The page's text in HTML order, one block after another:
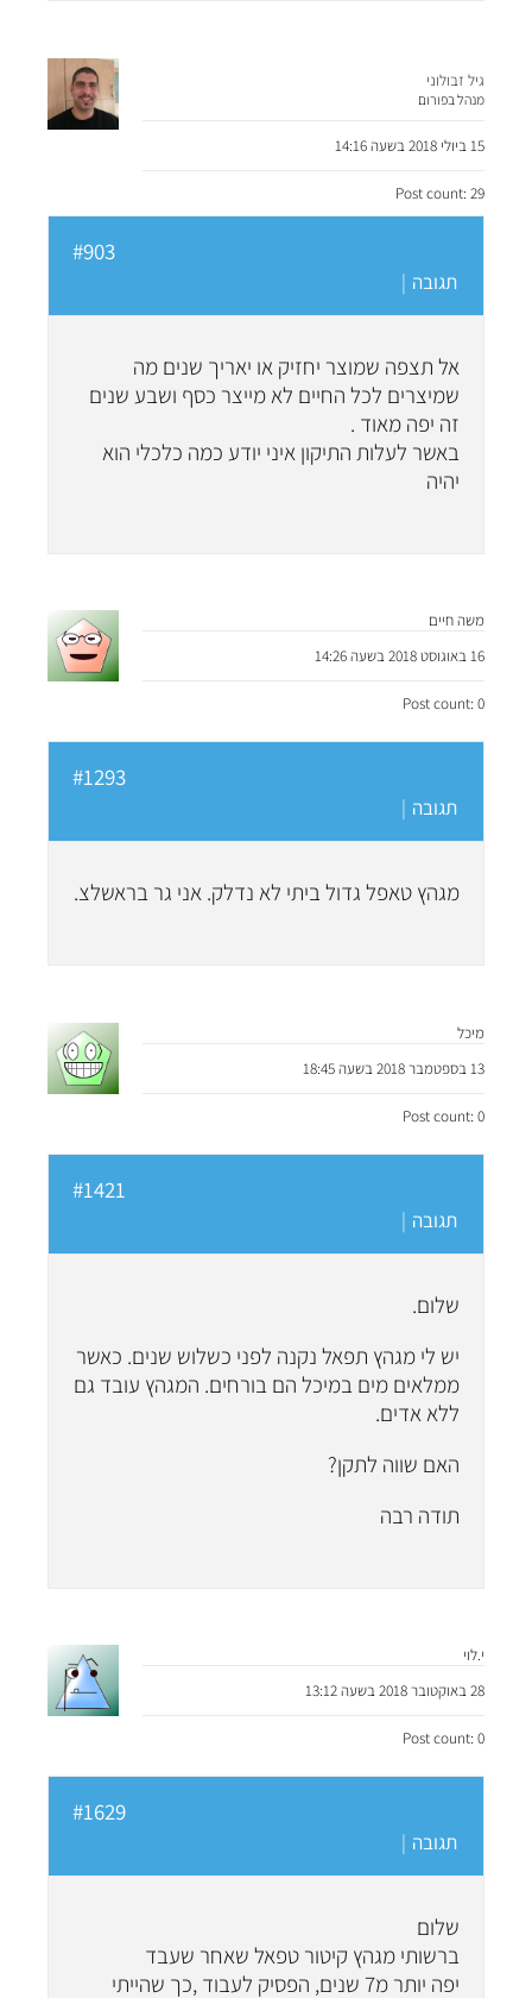
גיל זבולוני
מנהל בפורום
15 ביולי 2018 בשעה 14:16
Post count: 29
#903
תגובה |
אל תצפה שמוצר יחזיק או יאריך שנים מה
שמיצרים לכל החיים לא מייצר כסף ושבע שנים
זה יפה מאוד .
באשר לעלות התיקון איני יודע כמה כלכלי הוא
יהיה
משה חיים
16 באוגוסט 2018 בשעה 14:26
Post count: 0
#1293
תגובה |
מגהץ טאפל גדול ביתי לא נדלק. אני גר בראשלצ.
מיכל
13 בספטמבר 2018 בשעה 18:45
Post count: 0
#1421
תגובה |
שלום.
יש לי מגהץ תפאל נקנה לפני כשלוש שנים. כאשר
ממלאים מים במיכל הם בורחים. המגהץ עובד גם
ללא אדים.
האם שווה לתקן?
תודה רבה
י.לוי
28 באוקטובר 2018 בשעה 13:12
Post count: 0
#1629
תגובה |
שלום
ברשותי מגהץ קיטור טפאל שאחר שעבד
יפה יותר מ7 שנים, הפסיק לעבוד ,כך שהייתי